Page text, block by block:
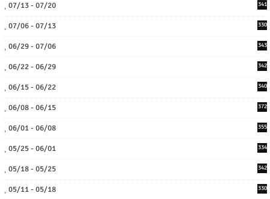
07/13 - 07/20 341
07/06 - 07/13 330
06/29 - 07/06 343
06/22 - 06/29 342
06/15 - 06/22 340
06/08 - 06/15 372
06/01 - 06/08 355
05/25 - 06/01 334
05/18 - 05/25 342
05/11 - 05/18 330